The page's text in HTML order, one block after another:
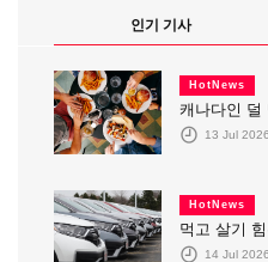
인기 기사
HotNews
캐나다인 덜
13 Jul 2026
HotNews
먹고 살기
14 Jul 2026